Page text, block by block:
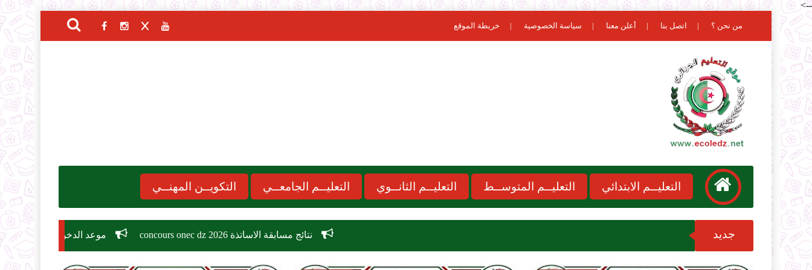
-->
من نحن ؟ اتصل بنا أعلن معنا سياسة الخصوصية خريطة الموقع
التعليــم الابتدائي التعليــم المتوســط التعليــم الثانــوي التعليــم الجامعــي التكويــن المهنــي
جديد نتائج مسابقة الاساتذة 2026 concours onec dz موعد الدخول المدرسي 2026-2027